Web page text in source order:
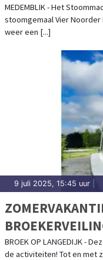
MEDEMBLIK - Het
stoomgemaal Vier Noorder
weer een [...]
9 juli 2025, 15:45 uur
BELEVEN!
BROEK OP LANGEDIJK -
de activiteiten! Tot en met